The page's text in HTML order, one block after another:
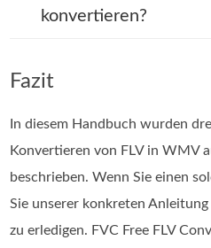
konvertieren?
Fazit
In diesem Handbuch wurden
Konvertieren von FLV in WMV
beschrieben. Wenn Sie einen
Sie unserer konkreten
zu erledigen. FVC Free FLV